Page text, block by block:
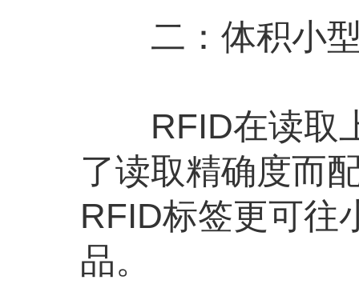
二：体积小型
RFID在读取上
了读取精确度而
RFID标签更可往
品。